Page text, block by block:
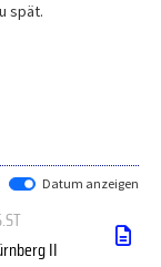
spät.
Datum anzeigen
II